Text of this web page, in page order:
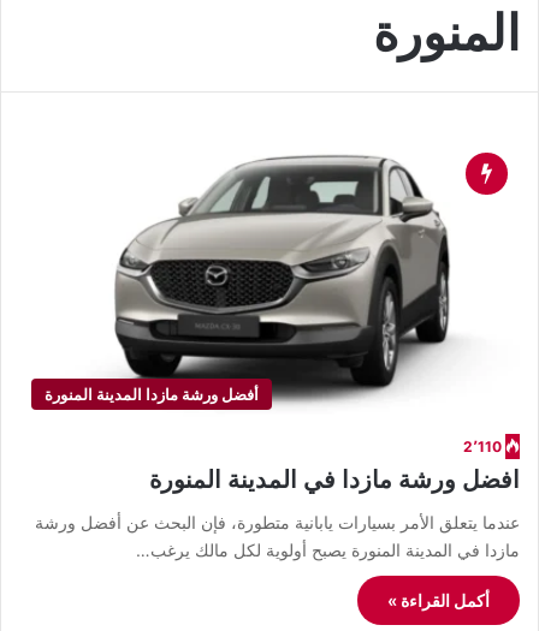
المنورة
أفضل ورشة مازدا المدينة المنورة
2٬110
افضل ورشة مازدا في المدينة المنورة
عندما يتعلق الأمر بسيارات يابانية متطورة، فإن البحث عن أفضل ورشة
مازدا في المدينة المنورة يصبح أولوية لكل مالك يرغب…
أكمل القراءة »